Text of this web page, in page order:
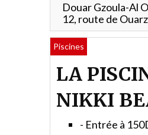
Douar Gzoula-Al
12, route de
Piscines
LA
NIKKI
- Entrée à